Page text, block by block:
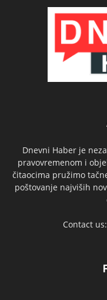
Dnevni Haber je
pravovremenom i
čitaocima pružimo
poštovanje najviših
Contact us: